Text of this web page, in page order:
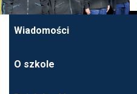
Wiadomości
O szkole